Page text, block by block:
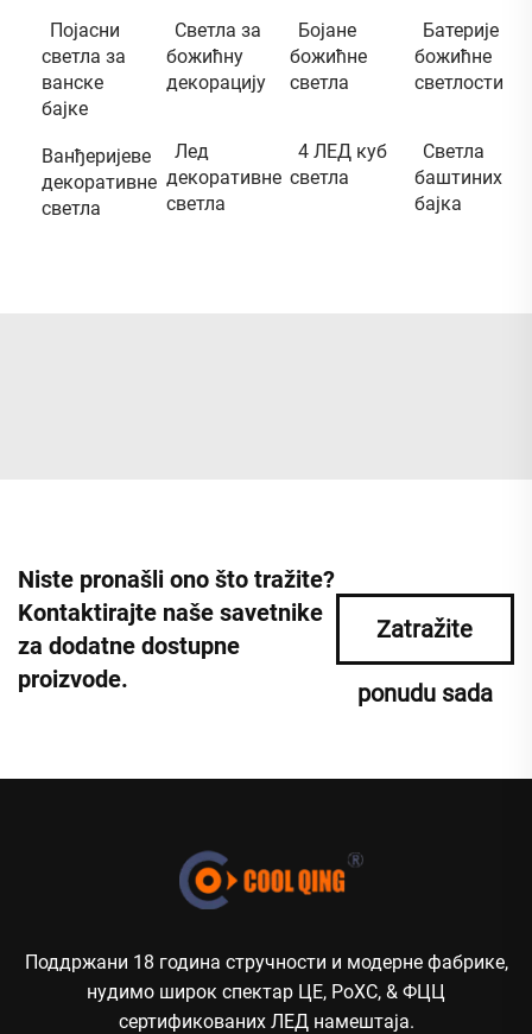
Појасни
светла за
ванске
бајке
Светла за
божићну
декорацију
Бојане
божићне
светла
Батерије
божићне
светлости
Ванђеријеве
декоративне
светла
Лед
декоративне
светла
4 ЛЕД куб
светла
Светла
баштиних
бајка
Niste pronašli ono što tražite?
Kontaktirajte naše savetnike
za dodatne dostupne
proizvode.
Zatražite
ponudu sada
Поддржани 18 година стручности и модерне фабрике,
нудимо широк спектар ЦЕ, РоХС, & ФЦЦ
сертификованих ЛЕД намештаја.